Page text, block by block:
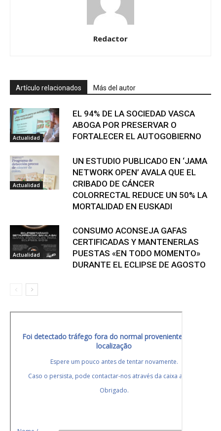
Redactor
Artículo relacionados Más del autor
Actualidad
EL 94% DE LA SOCIEDAD VASCA
ABOGA POR PRESERVAR O
FORTALECER EL AUTOGOBIERNO
Actualidad
UN ESTUDIO PUBLICADO EN ‘JAMA
NETWORK OPEN’ AVALA QUE EL
CRIBADO DE CÁNCER
COLORRECTAL REDUCE UN 50% LA
MORTALIDAD EN EUSKADI
Actualidad
CONSUMO ACONSEJA GAFAS
CERTIFICADAS Y MANTENERLAS
PUESTAS «EN TODO MOMENTO»
DURANTE EL ECLIPSE DE AGOSTO